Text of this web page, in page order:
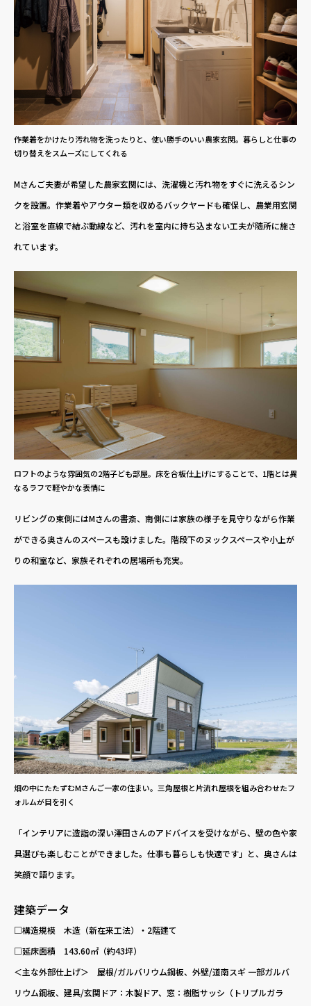
作業着をかけたり汚れ物を洗ったりと、使い勝手のいい農家玄関。暮らしと仕事の
切り替えをスムーズにしてくれる
Mさんご夫妻が希望した農家玄関には、洗濯機と汚れ物をすぐに洗えるシン
クを設置。作業着やアウター類を収めるバックヤードも確保し、農業用玄関
と浴室を直線で結ぶ動線など、汚れを室内に持ち込まない工夫が随所に施さ
れています。
ロフトのような雰囲気の2階子ども部屋。床を合板仕上げにすることで、1階とは異
なるラフで軽やかな表情に
リビングの東側にはMさんの書斎、南側には家族の様子を見守りながら作業
ができる奥さんのスペースも設けました。階段下のヌックスペースや小上が
りの和室など、家族それぞれの居場所も充実。
畑の中にたたずむMさんご一家の住まい。三角屋根と片流れ屋根を組み合わせたフ
ォルムが目を引く
「インテリアに造詣の深い澤田さんのアドバイスを受けながら、壁の色や家
具選びも楽しむことができました。仕事も暮らしも快適です」と、奥さんは
笑顔で語ります。
建築データ
□構造規模 木造（新在来工法）・2階建て
□延床面積 143.60㎡（約43坪）
＜主な外部仕上げ＞ 屋根/ガルバリウム鋼板、外壁/道南スギ 一部ガルバ
リウム鋼板、建具/玄関ドア：木製ドア、窓：樹脂サッシ（トリプルガラ